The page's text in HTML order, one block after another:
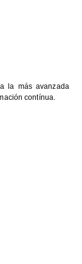
la más avanzada
contínua.